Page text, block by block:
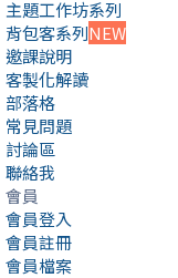
主題工作坊系列
背包客系列NEW
邀課說明
客製化解讀
部落格
常見問題
討論區
聯絡我
會員
會員登入
會員註冊
會員檔案